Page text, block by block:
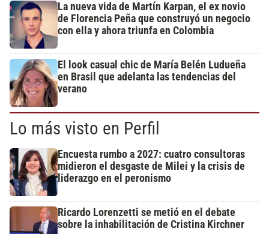
La nueva vida de Martín Karpan, el ex novio
de Florencia Peña que construyó un negocio
con ella y ahora triunfa en Colombia
El look casual chic de María Belén Ludueña
en Brasil que adelanta las tendencias del
verano
Lo más visto en Perfil
Encuesta rumbo a 2027: cuatro consultoras
midieron el desgaste de Milei y la crisis de
liderazgo en el peronismo
Ricardo Lorenzetti se metió en el debate
sobre la inhabilitación de Cristina Kirchner